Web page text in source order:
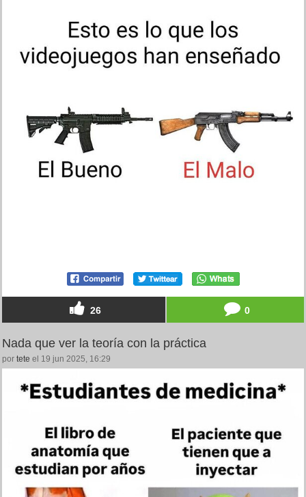
26 0
Nada que ver la teoría con la práctica
por tete el 19 jun 2025, 16:29